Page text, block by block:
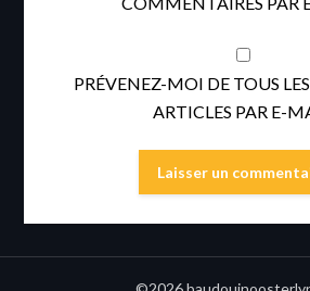
PRÉVENEZ-MOI DE TOUS
ARTICLES PAR E-